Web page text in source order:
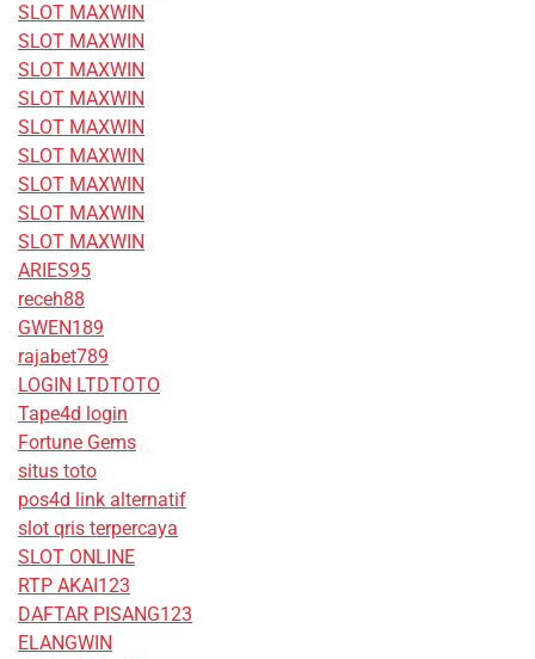
SLOT MAXWIN
SLOT MAXWIN
SLOT MAXWIN
SLOT MAXWIN
SLOT MAXWIN
SLOT MAXWIN
SLOT MAXWIN
SLOT MAXWIN
SLOT MAXWIN
ARIES95
receh88
GWEN189
rajabet789
LOGIN LTDTOTO
Tape4d login
Fortune Gems
situs toto
pos4d link alternatif
slot qris terpercaya
SLOT ONLINE
RTP AKAI123
DAFTAR PISANG123
ELANGWIN